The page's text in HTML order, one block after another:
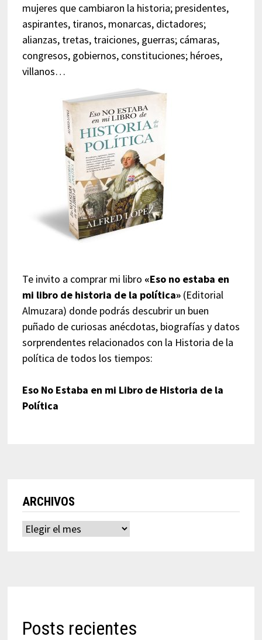
mujeres que cambiaron la historia; presidentes,
aspirantes, tiranos, monarcas, dictadores;
alianzas, tretas, traiciones, guerras; cámaras,
congresos, gobiernos, constituciones; héroes,
villanos…
Te invito a comprar mi libro «Eso no estaba en
mi libro de historia de la política»(Editorial
Almuzara) donde podrás descubrir un buen
puñado de curiosas anécdotas, biografías y datos
sorprendentes relacionados con la Historia de la
política de todos los tiempos:
Eso No Estaba en mi Libro de Historia de la
Política
ARCHIVOS
Archivos
Posts recientes